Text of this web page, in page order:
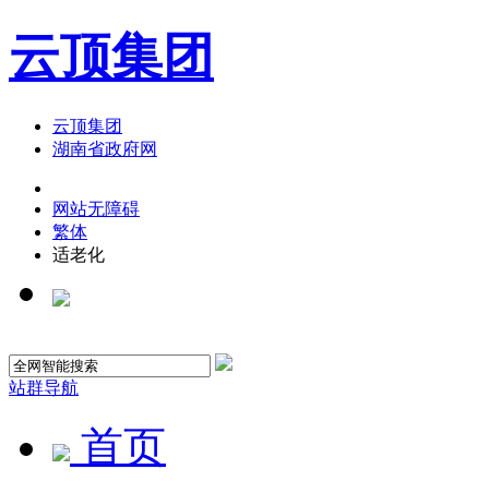
云顶集团
云顶集团
湖南省政府网
网站无障碍
繁体
适老化
站群导航
首页